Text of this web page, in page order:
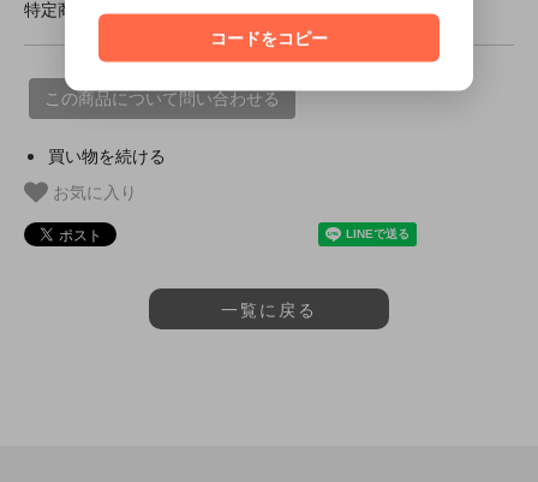
特定商取引法に基づく表記 (返品など)
この商品について問い合わせる
買い物を続ける
お気に入り
一覧に戻る
コードをコピー